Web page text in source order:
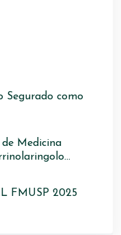
Segurado como
de Medicina
FMUSP 2025